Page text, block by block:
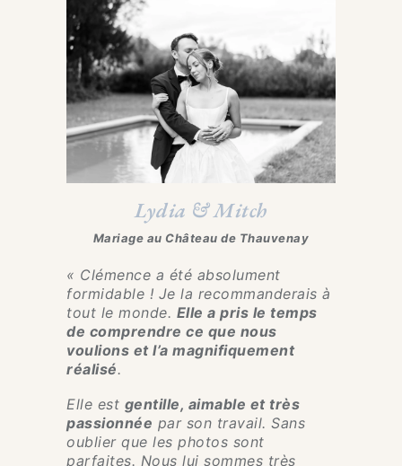
Lydia & Mitch
Mariage au Château de Thauvenay
« Clémence a été absolument
formidable ! Je la recommanderais à
tout le monde. Elle a pris le temps
de comprendre ce que nous
voulions et l’a magnifiquement
réalisé.
Elle est gentille, aimable et très
passionnée par son travail. Sans
oublier que les photos sont
parfaites. Nous lui sommes très